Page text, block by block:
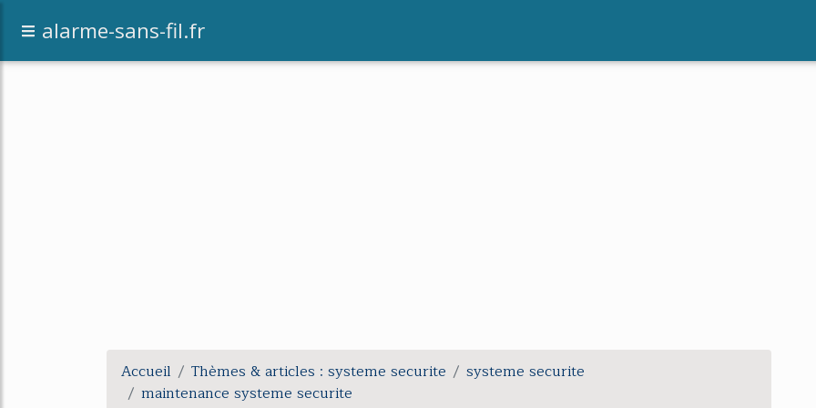
alarme-sans-fil.fr
Accueil Thèmes & articles : systeme securite
systeme securite
maintenance systeme securite